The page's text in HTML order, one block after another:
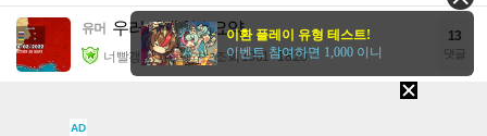
유머 우러전쟁 1분 요약
너빨갱이지 Lv.86 조회 1061 18:20
13
댓글
AD
이환 플레이 유형 테스트!
이벤트 참여하면 1,000 이니